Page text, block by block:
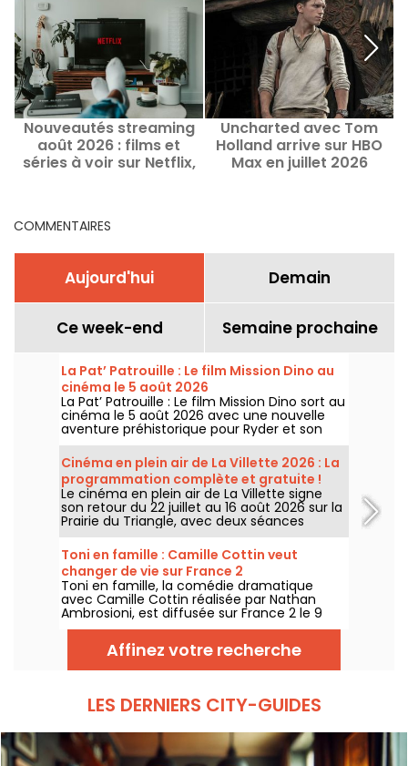
Nouveautés streaming
août 2026 : films et
séries à voir sur Netflix,
Uncharted avec Tom
Holland arrive sur HBO
Max en juillet 2026
COMMENTAIRES
Aujourd'hui Demain
Ce week-end Semaine prochaine
La Pat’ Patrouille : Le film Mission Dino au
cinéma le 5 août 2026
La Pat’ Patrouille : Le film Mission Dino sort au
cinéma le 5 août 2026 avec une nouvelle
aventure préhistorique pour Ryder et son
équipe.
Cinéma en plein air de La Villette 2026 : La
programmation complète et gratuite !
Le cinéma en plein air de La Villette signe
son retour du 22 juillet au 16 août 2026 sur la
Prairie du Triangle, avec deux séances
gratuites par jour, à 18h et 21h. Pour cette
35e édition, le festival met à l’honneur le
thème “L’appel de la forêt”. Découvrez la
programmation complète et gratuite !
Toni en famille : Camille Cottin veut
changer de vie sur France 2
Toni en famille, la comédie dramatique
avec Camille Cottin réalisée par Nathan
Ambrosioni, est diffusée sur France 2 le 9
août 2026 à 21h10.
Affinez votre recherche
LES DERNIERS CITY-GUIDES